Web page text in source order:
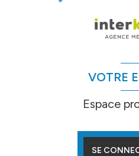
VOTRE
Espace
SE